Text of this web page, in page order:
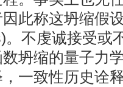
此称这坍缩假
不虔诚接受或
坍缩的量子力
一致性历史诠